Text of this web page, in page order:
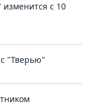
с 10
с "Тверью"